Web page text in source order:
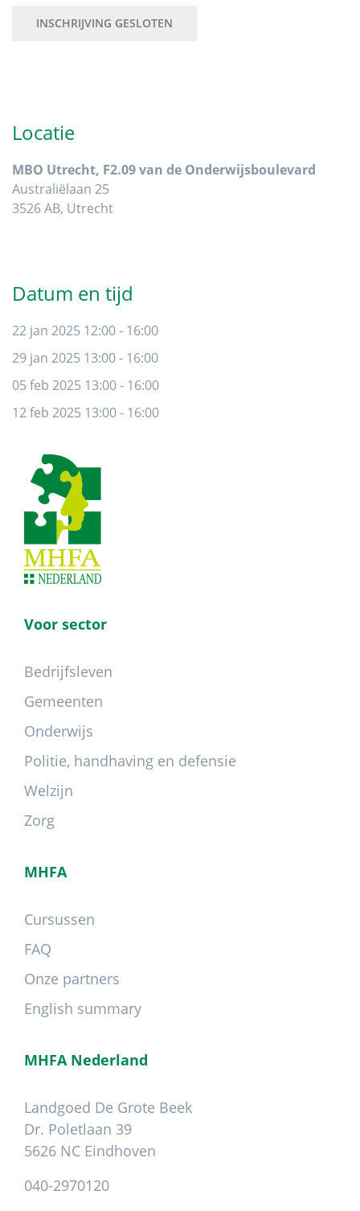
INSCHRIJVING GESLOTEN
Locatie
MBO Utrecht, F2.09 van de Onderwijsboulevard
Australiëlaan 25
3526 AB, Utrecht
Datum en tijd
22 jan 2025 12:00 - 16:00
29 jan 2025 13:00 - 16:00
05 feb 2025 13:00 - 16:00
12 feb 2025 13:00 - 16:00
Footer
Voor sector
Bedrijfsleven
Gemeenten
Onderwijs
Politie, handhaving en defensie
Welzijn
Zorg
MHFA
Cursussen
FAQ
Onze partners
English summary
MHFA Nederland
Landgoed De Grote Beek
Dr. Poletlaan 39
5626 NC Eindhoven
040-2970120